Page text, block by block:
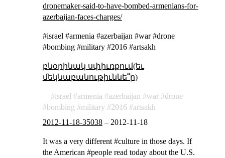
dronemaker-said-to-have-bombed-armenians-for-
azerbaijan-faces-charges/
#israel #armenia #azerbaijan #war #drone
#bombing #military #2016 #artsakh
բնօրինակ սփիւռքում(եւ
մեկնաբանութիւննե՞ր)
israel armenia azerbaijan war
drone
bombing
military 2016
artsakh
2012-11-18-35038– 2012-11-18
It was a very different #culture in those days. If
the American #people read today about the U.S.